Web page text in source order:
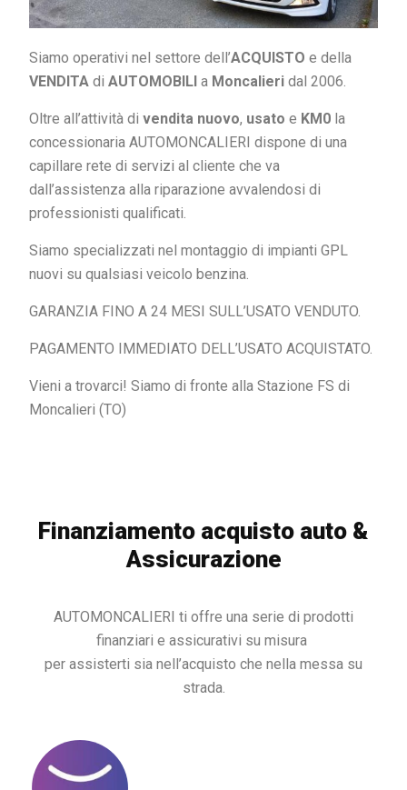
Siamo operativi nel settore dell’ACQUISTO e della
VENDITA di AUTOMOBILI a Moncalieri dal 2006.
Oltre all’attività di vendita nuovo, usato e KM0 la
concessionaria AUTOMONCALIERI dispone di una
capillare rete di servizi al cliente che va
dall’assistenza alla riparazione avvalendosi di
professionisti qualificati.
Siamo specializzati nel montaggio di impianti GPL
nuovi su qualsiasi veicolo benzina.
GARANZIA FINO A 24 MESI SULL’USATO VENDUTO.
PAGAMENTO IMMEDIATO DELL’USATO ACQUISTATO.
Vieni a trovarci! Siamo di fronte alla Stazione FS di
Moncalieri (TO)
Finanziamento acquisto auto &
Assicurazione
AUTOMONCALIERI ti offre una serie di prodotti
finanziari e assicurativi su misura
per assisterti sia nell’acquisto che nella messa su
strada.